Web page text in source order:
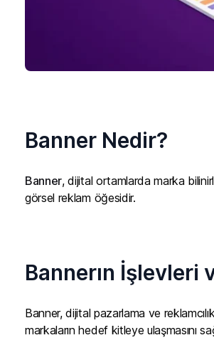
Banner Nedir?
Banner, dijital ortamlarda marka
görsel reklam öğesidir.
Bannerın İşlevleri
Banner, dijital pazarlama ve
markaların hedef kitleye ulaşmasını